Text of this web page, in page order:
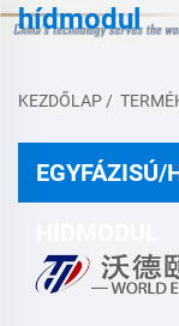
hídmodul
KEZDŐLAP /
EGYFÁZISÚ/